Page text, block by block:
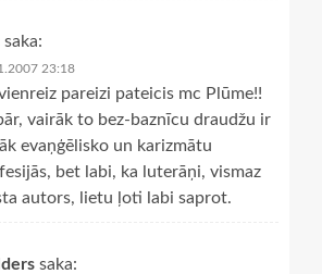
saka:
23:18
pareizi pateicis mc Plūme!!
vairāk to bez-baznīcu draudžu ir
evaņģēlisko un karizmātu
bet labi, ka luterāņi, vismaz
autors, lietu ļoti labi saprot.
saka: